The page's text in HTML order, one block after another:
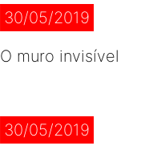
30/05/2019
O muro invisível
30/05/2019